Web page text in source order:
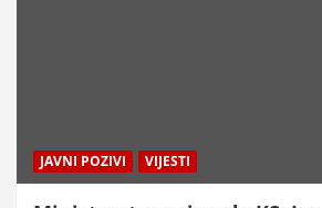
JAVNI POZIVI VIJESTI